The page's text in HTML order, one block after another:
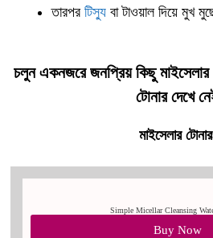
তারপর টিস্যু বা টাওয়াল দিয়ে মুখ
চলুন একনজরে জনপ্রিয় কিছু মাইসেলার
টোনার দেখে
মাইসেলার
Simple Micellar Cleansing
Buy Now